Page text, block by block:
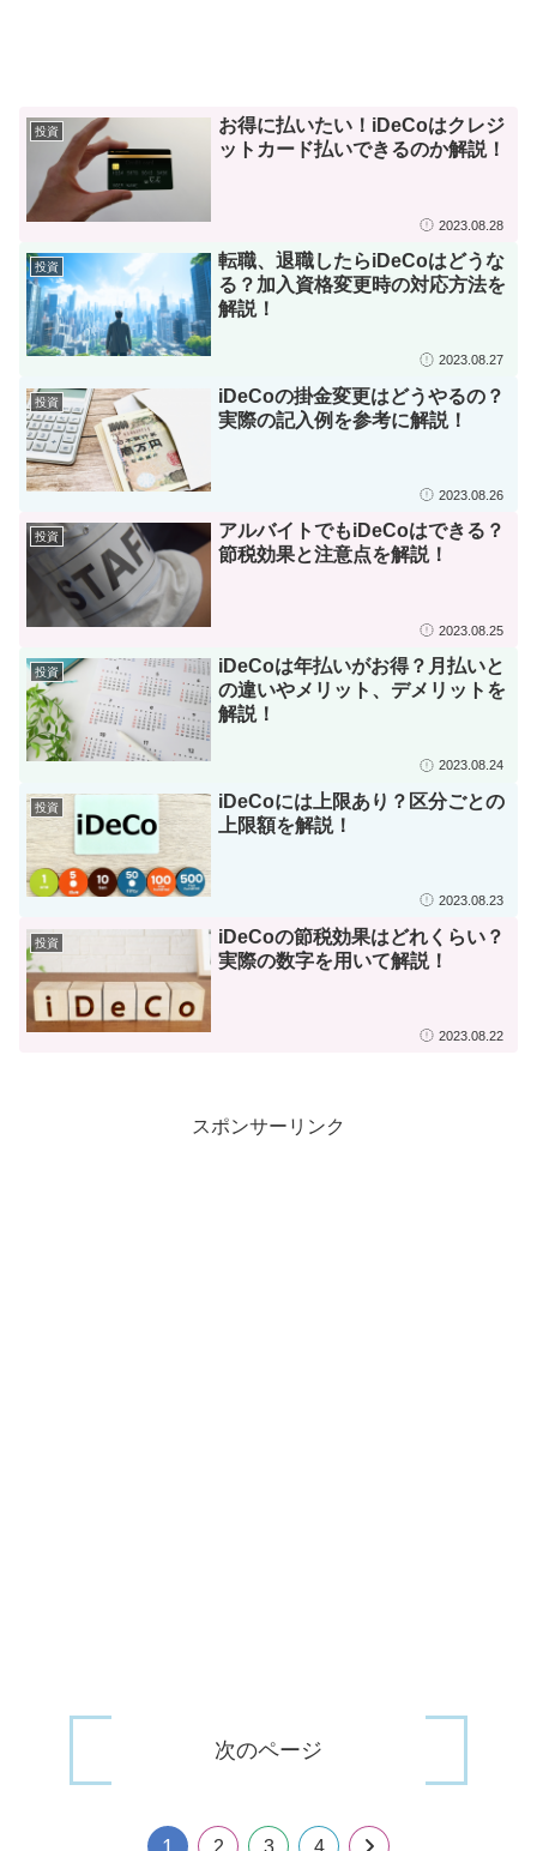
投資
お得に払いたい！iDeCoはクレジ
ットカード払いできるのか解説！
2023.08.28
投資
転職、退職したらiDeCoはどうな
る？加入資格変更時の対応方法を
解説！
2023.08.27
投資
iDeCoの掛金変更はどうやるの？
実際の記入例を参考に解説！
2023.08.26
投資
アルバイトでもiDeCoはできる？
節税効果と注意点を解説！
2023.08.25
投資
iDeCoは年払いがお得？月払いと
の違いやメリット、デメリットを
解説！
2023.08.24
投資
iDeCoには上限あり？区分ごとの
上限額を解説！
2023.08.23
投資
iDeCoの節税効果はどれくらい？
実際の数字を用いて解説！
2023.08.22
スポンサーリンク
次のページ
1 2 3 4 次